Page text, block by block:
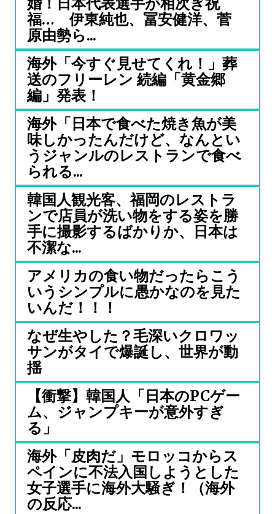
福… 伊東純也、冨安健洋、菅
原由勢ら...
海外「今すぐ見せてくれ！」葬
送のフリーレン 続編「黄金郷
編」発表！
海外「日本で食べた焼き魚が美
味しかったんだけど、なんとい
うジャンルのレストランで食べ
られる...
韓国人観光客、福岡のレストラ
ンで店員が洗い物をする姿を勝
手に撮影するばかりか、日本は
不潔な...
アメリカの食い物だったらこう
いうシンプルに愚かなのを見た
いんだ！！！
なぜ生やした？毛深いクロワッ
サンがタイで爆誕し、世界が動
揺
【衝撃】韓国人「日本のPCゲー
ム、ジャンプキーが意外すぎ
る」
海外「皮肉だ」モロッコからス
ペインに不法入国しようとした
女子選手に海外大騒ぎ！（海外
の反応...